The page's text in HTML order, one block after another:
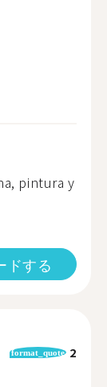
pintura y
ドする
format_quote 2